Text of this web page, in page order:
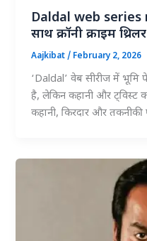
Daldal web
साथ क्रॉनी क्राइम
Aajkibat/ February 2, 2026
‘Daldal’ वेब सीरीज में भूमि
है, लेकिन कहानी और ट्विस्ट
कहानी, किरदार और तकनीकी